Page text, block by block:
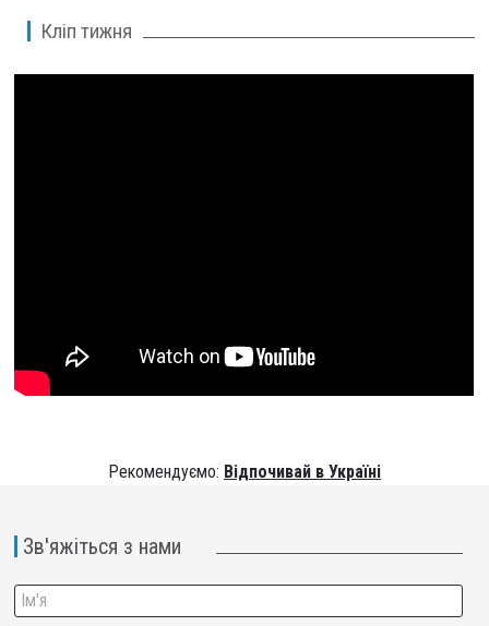
Кліп тижня
Рекомендуємо: Відпочивай в Україні
Зв'яжіться з нами